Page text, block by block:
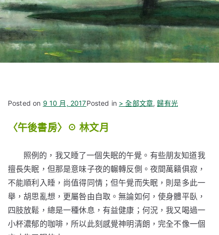
Posted on 9 10 月, 2017Posted in > 全部文章, 歸有光
〈午後書房〉 ☉ 林文月
照例的，我又睡了一個失眠的午覺。有些朋友知道我
擅長失眠，但那是意味子夜的輾轉反側。夜間萬籟俱寂，
不能順利入睡，尚值得同情；但午覺而失眠，則是多此一
舉，胡思亂想，更屬咎由自取。無論如何，使身體平臥，
四肢放鬆，總是一種休息，有益健康；何況，我又喝過一
小杯濃郁的咖啡，所以此刻感覺神明清朗，完全不像一個